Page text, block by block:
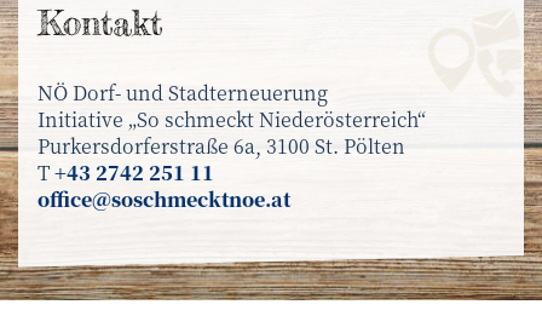
Kontakt
NÖ Dorf- und Stadterneuerung
Initiative „So schmeckt Niederösterreich“
Purkersdorferstraße 6a, 3100 St. Pölten
T+43 2742 251 11
office@soschmecktnoe.at